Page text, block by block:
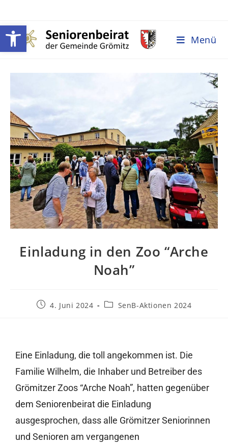
Werkzeugleiste öffnen Menü
Einladung in den Zoo “Arche
Noah”
4. Juni 2024 SenB-Aktionen 2024
Eine Einladung, die toll angekommen ist. Die
Familie Wilhelm, die Inhaber und Betreiber des
Grömitzer Zoos “Arche Noah”, hatten gegenüber
dem Seniorenbeirat die Einladung
ausgesprochen, dass alle Grömitzer Seniorinnen
und Senioren am vergangenen